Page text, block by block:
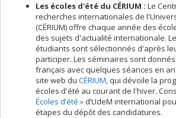
Les écoles d'été du CÉRIUM : Le
recherches internationales de
(CÉRIUM) offre chaque année des
des sujets d'actualité internationale.
étudiants sont sélectionnés d'après
participer. Les séminaires sont
français avec quelques séances en
site web du CÉRIUM, qui dévoile la
écoles d'été au courant de l'hiver.
Écoles d’été » d’UdeM international
étapes du dépôt des candidatures.